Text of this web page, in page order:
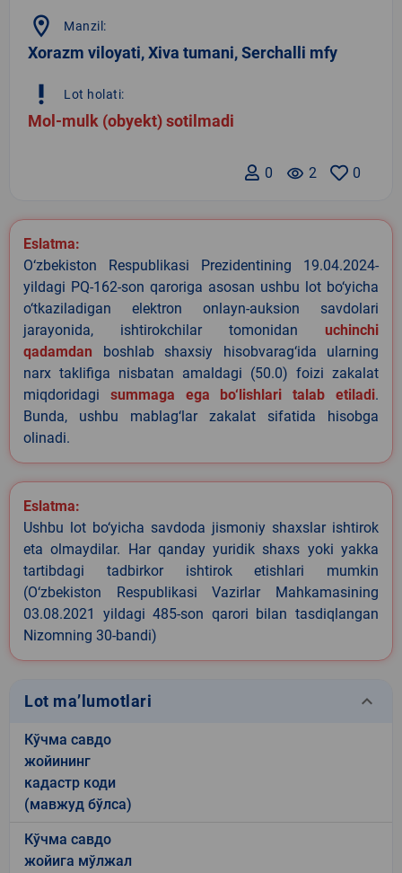
location_on Manzil:
Xorazm viloyati, Xiva tumani, Serchalli mfy
priority_high Lot holati:
Mol-mulk (obyekt) sotilmadi
0
remove_red_eye 2
0
Eslatma:
O‘zbekiston Respublikasi Prezidentining 19.04.2024-
yildagi PQ-162-son qaroriga asosan ushbu lot bo‘yicha
o‘tkaziladigan elektron onlayn-auksion savdolari
jarayonida, ishtirokchilar tomonidan uchinchi
qadamdan boshlab shaxsiy hisobvarag‘ida ularning
narx taklifiga nisbatan amaldagi (50.0) foizi zakalat
miqdoridagi summaga ega bo‘lishlari talab etiladi.
Bunda, ushbu mablag‘lar zakalat sifatida hisobga
olinadi.
Eslatma:
Ushbu lot bo‘yicha savdoda jismoniy shaxslar ishtirok
eta olmaydilar. Har qanday yuridik shaxs yoki yakka
tartibdagi tadbirkor ishtirok etishlari mumkin
(O‘zbekiston Respublikasi Vazirlar Mahkamasining
03.08.2021 yildagi 485-son qarori bilan tasdiqlangan
Nizomning 30-bandi)
Lot ma’lumotlari keyboard_arrow_down
Кўчма савдо
жойининг
кадастр коди
(мавжуд бўлса)
Кўчма савдо
жойига мўлжал